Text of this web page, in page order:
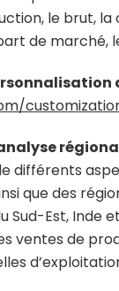
le brut,
de marché,
différents
que des
Sud-Est,
ventes de